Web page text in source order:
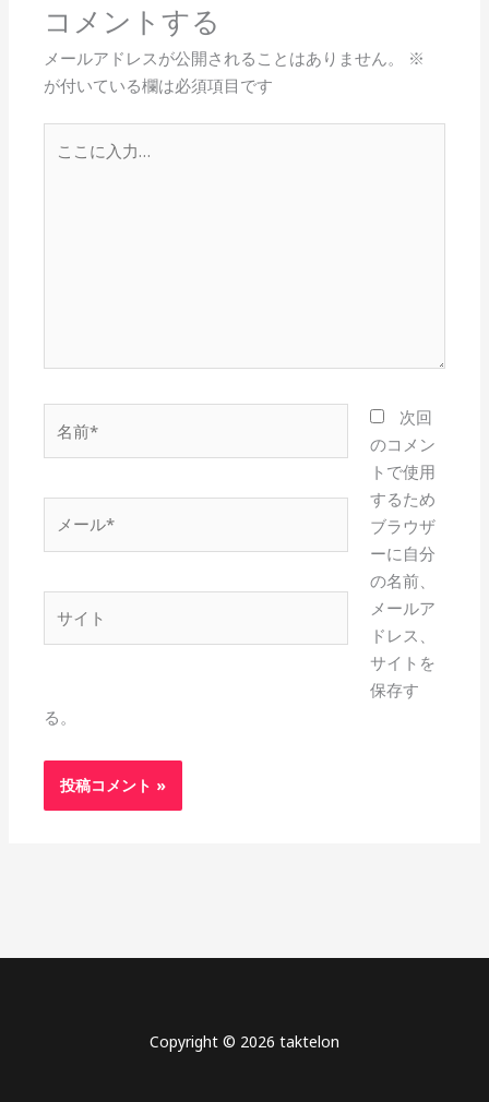
コメントする
メールアドレスが公開されることはありません。
※
が付いている欄は必須項目です
こ
前
ー
*
次回
のコメン
トで使用
するため
ブラウザ
ーに自分
の名前、
メールア
ドレス、
サイトを
保存す
る。
Copyright © 2026 taktelon